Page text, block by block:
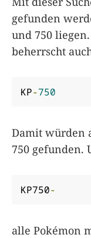
gefunden
und 750
beherrscht
KP-750
Damit würden
750 gefunden.
KP750-
alle Pokémon